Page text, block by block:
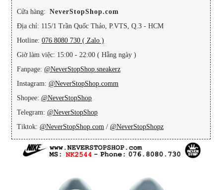
Cửa hàng: NeverStopShop.com
Địa chỉ: 115/1 Trần Quốc Thảo, P.VTS, Q.3 - HCM
Hotline: 076 8080 730 ( Zalo )
Giờ làm việc: 15:00 - 22:00 ( Hằng ngày )
Fanpage: @NeverStopShop.sneakerz
Instagram: @NeverStopShop.comm
Shopee: @NeverStopShop
Telegram: @NeverStopShop
Tiktok: @NeverStopShop.com / @NeverStopShopz